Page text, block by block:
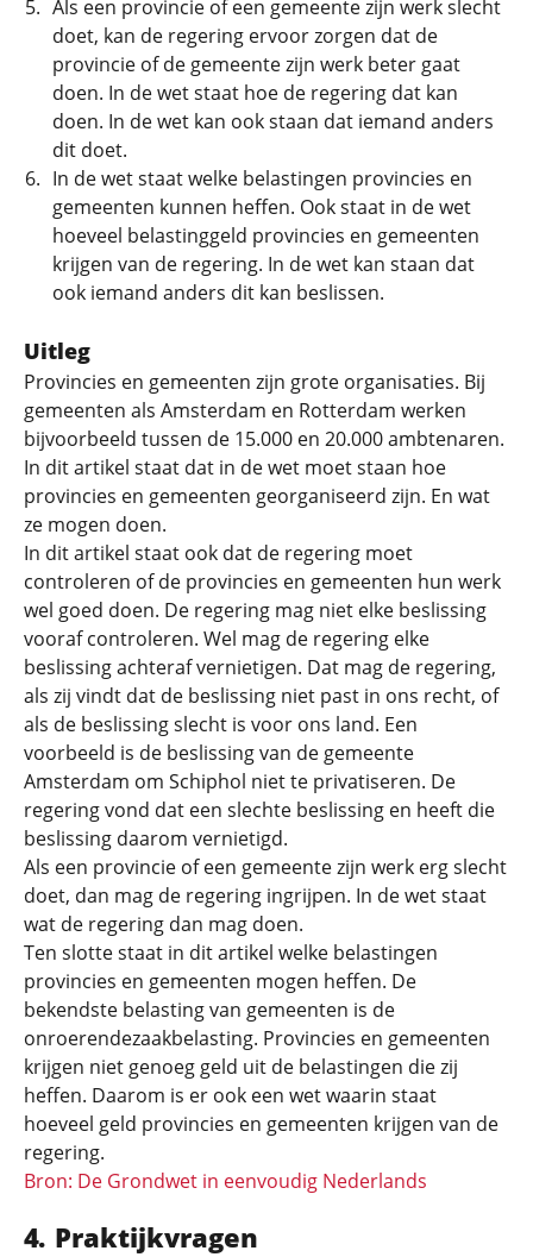
Als een provincie of een gemeente zijn werk slecht
doet, kan de regering ervoor zorgen dat de
provincie of de gemeente zijn werk beter gaat
doen. In de wet staat hoe de regering dat kan
doen. In de wet kan ook staan dat iemand anders
dit doet.
In de wet staat welke belastingen provincies en
gemeenten kunnen heffen. Ook staat in de wet
hoeveel belastinggeld provincies en gemeenten
krijgen van de regering. In de wet kan staan dat
ook iemand anders dit kan beslissen.
Uitleg
Provincies en gemeenten zijn grote organisaties. Bij
gemeenten als Amsterdam en Rotterdam werken
bijvoorbeeld tussen de 15.000 en 20.000 ambtenaren.
In dit artikel staat dat in de wet moet staan hoe
provincies en gemeenten georganiseerd zijn. En wat
ze mogen doen.
In dit artikel staat ook dat de regering moet
controleren of de provincies en gemeenten hun werk
wel goed doen. De regering mag niet elke beslissing
vooraf controleren. Wel mag de regering elke
beslissing achteraf vernietigen. Dat mag de regering,
als zij vindt dat de beslissing niet past in ons recht, of
als de beslissing slecht is voor ons land. Een
voorbeeld is de beslissing van de gemeente
Amsterdam om Schiphol niet te privatiseren. De
regering vond dat een slechte beslissing en heeft die
beslissing daarom vernietigd.
Als een provincie of een gemeente zijn werk erg slecht
doet, dan mag de regering ingrijpen. In de wet staat
wat de regering dan mag doen.
Ten slotte staat in dit artikel welke belastingen
provincies en gemeenten mogen heffen. De
bekendste belasting van gemeenten is de
onroerendezaakbelasting. Provincies en gemeenten
krijgen niet genoeg geld uit de belastingen die zij
heffen. Daarom is er ook een wet waarin staat
hoeveel geld provincies en gemeenten krijgen van de
regering.
Bron: De Grondwet in eenvoudig Nederlands
Praktijkvragen